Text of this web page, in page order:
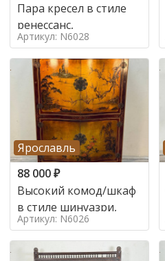
Пара кресел в стиле
ренессанс,
Артикул: N6028
Ярославль
88 000₽
Высокий комод/шкаф
в стиле шинуазри,
Артикул: N6026